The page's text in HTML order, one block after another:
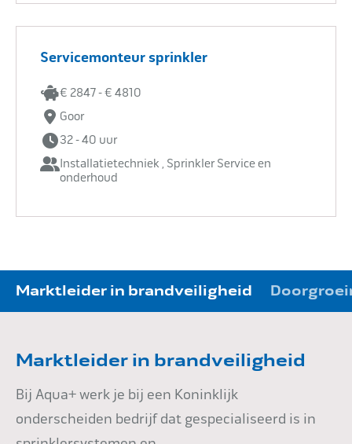
Servicemonteur sprinkler
€ 2847 - € 4810
Goor
32 - 40 uur
Installatietechniek , Sprinkler Service en
onderhoud
Marktleider in brandveiligheid
Marktleider in brandveiligheid
Bij Aqua+ werk je bij een Koninklijk
onderscheiden bedrijf dat gespecialiseerd is in